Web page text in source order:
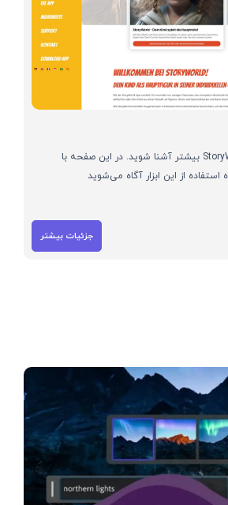
با هوش مصنوعی StoryWorld بیشتر آشنا شوید. در این صفحه با
استفاده از این ابزار آگاه می‌شوید
جزئیات بیشتر